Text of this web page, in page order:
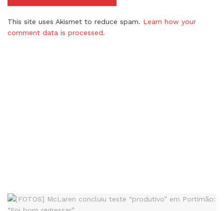
This site uses Akismet to reduce spam. Learn how your
comment data is processed.